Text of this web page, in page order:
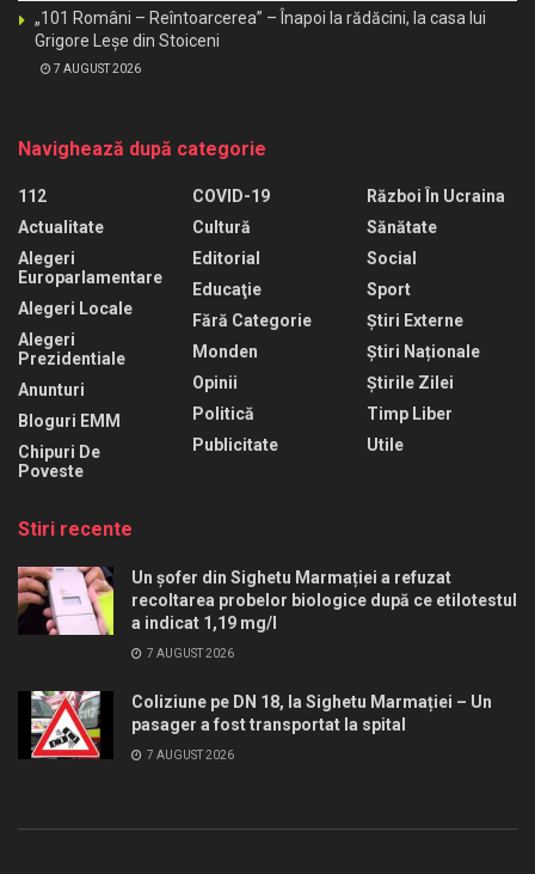
„101 Români – Reîntoarcerea” – Înapoi la rădăcini, la casa lui
Grigore Leșe din Stoiceni
7 AUGUST 2026
Navighează după categorie
112
Actualitate
Alegeri
Europarlamentare
Alegeri Locale
Alegeri
Prezidentiale
Anunturi
Bloguri EMM
Chipuri De
Poveste
COVID-19
Cultură
Editorial
Educaţie
Fără Categorie
Monden
Opinii
Politică
Publicitate
Război În Ucraina
Sănătate
Social
Sport
Știri Externe
Știri Naționale
Știrile Zilei
Timp Liber
Utile
Stiri recente
Un șofer din Sighetu Marmației a refuzat
recoltarea probelor biologice după ce etilotestul
a indicat 1,19 mg/l
7 AUGUST 2026
Coliziune pe DN 18, la Sighetu Marmației – Un
pasager a fost transportat la spital
7 AUGUST 2026